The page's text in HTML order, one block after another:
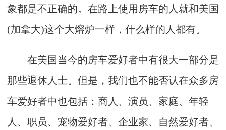
象都是不正确的。在路上使用房车的人就和美国
(加拿大)这个大熔炉一样，什么样的人都有。
在美国当今的房车爱好者中有很大一部分是
那些退休人士。但是，我们也不能否认在众多房
车爱好者中也包括：商人、演员、家庭、年轻
人、职员、宠物爱好者、企业家、自然爱好者、